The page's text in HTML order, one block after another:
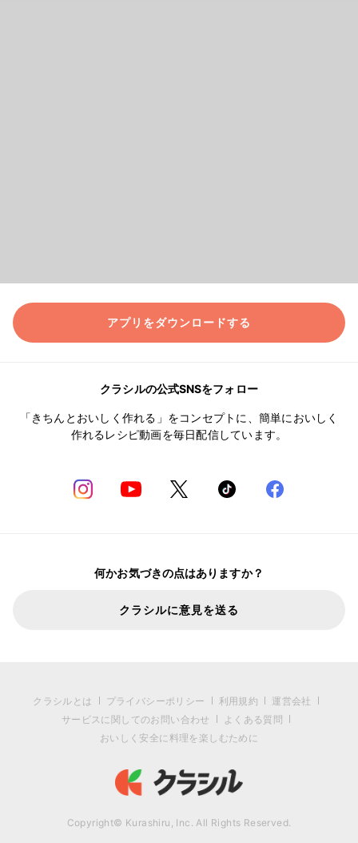
アプリをダウンロードする
クラシルの公式SNSをフォロー
「きちんとおいしく作れる」をコンセプトに、簡単においしく
作れるレシピ動画を毎日配信しています。
何かお気づきの点はありますか？
クラシルに意見を送る
クラシルとは プライバシーポリシー 利用規約
運営会社
サービスに関してのお問い合わせ
よくある質問
おいしく安全に料理を楽しむために
Copyright© Kurashiru, Inc. All Rights Reserved.